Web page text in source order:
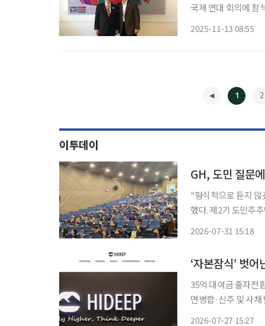
국제 연대 회의에 참
2025-11-13 08:55
1 2
이투데이
"형식적으로 듣지
했다. 제2기 도민주주단 출범식에서 나온 질문 하나하나에 GH가 관련 부서 검토를 거쳐 7개
2026-07-31 15:18
‘자본잠식’ 벗
35억 대여금 출자전
면병합·신주 및 사채
2026-07-27 15:27